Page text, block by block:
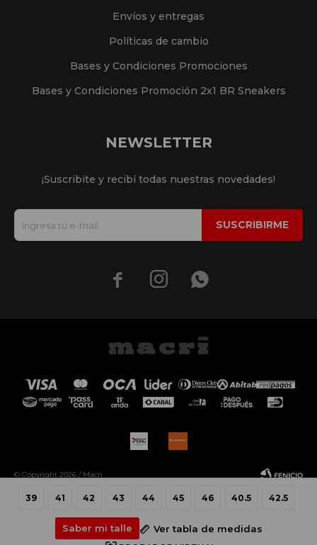
39 41 42 43 44 45 46 40.5 42.5
Saber mi talle Ver tabla de medidas
Envíos y entregas
Políticas de cambio
Bases y Condiciones Promociones
Bases y Condiciones Promoción 2x1 BR Sneakers
NEWSLETTER
¡Suscribite y recibí todas nuestras novedades!
SUSCRIBIRME
  
© Copyright 2026 / Macri